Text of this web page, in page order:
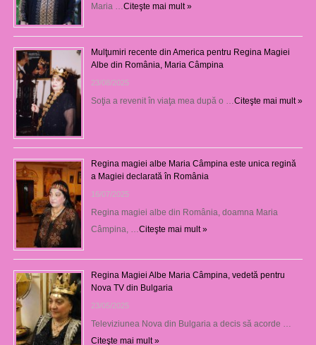
Maria … Citeşte mai mult »
Mulţumiri recente din America pentru Regina Magiei
Albe din România, Maria Câmpina
23/08/2025
Soţia a revenit în viaţa mea după o … Citeşte mai mult »
Regina magiei albe Maria Câmpina este unica regină
a Magiei declarată în România
16/07/2025
Regina magiei albe din România, doamna Maria
Câmpina, … Citeşte mai mult »
Regina Magiei Albe Maria Câmpina, vedetă pentru
Nova TV din Bulgaria
23/05/2025
Televiziunea Nova din Bulgaria a decis să acorde …
Citeşte mai mult »